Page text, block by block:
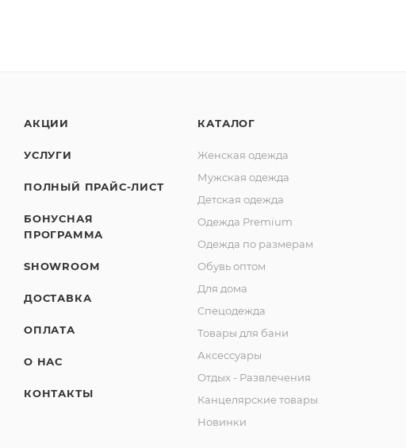
АКЦИИ
УСЛУГИ
ПОЛНЫЙ ПРАЙС-ЛИСТ
БОНУСНАЯ
ПРОГРАММА
SHOWROOM
ДОСТАВКА
ОПЛАТА
О НАС
КОНТАКТЫ
КАТАЛОГ
Женская одежда
Мужская одежда
Детская одежда
Одежда Premium
Одежда по размерам
Обувь оптом
Для дома
Спецодежда
Товары для бани
Аксессуары
Отдых - Развлечения
Канцелярские товары
Новинки